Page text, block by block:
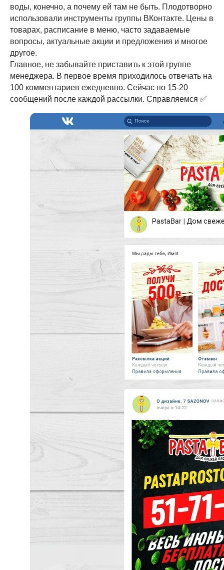
воды, конечно, а почему ей там не быть. Плодотворно
использовали инструменты группы ВКонтакте. Цены в
товарах, расписание в меню, часто задаваемые
вопросы, актуальные акции и предложения и многое
другое.
Главное, не забывайте приставить к этой группе
менеджера. В первое время приходилось отвечать на
100 комментариев ежедневно. Сейчас по 15-20
сообщений после каждой рассылки. Справляемся ✅